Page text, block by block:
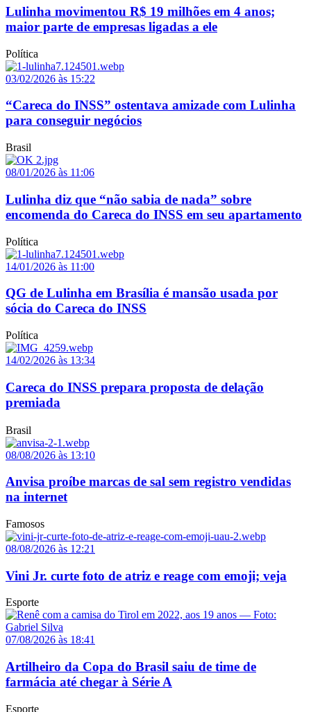
Lulinha movimentou R$ 19 milhões em 4 anos;
maior parte de empresas ligadas a ele
Política
03/02/2026 às 15:22
“Careca do INSS” ostentava amizade com Lulinha
para conseguir negócios
Brasil
08/01/2026 às 11:06
Lulinha diz que “não sabia de nada” sobre
encomenda do Careca do INSS em seu apartamento
Política
14/01/2026 às 11:00
QG de Lulinha em Brasília é mansão usada por
sócia do Careca do INSS
Política
14/02/2026 às 13:34
Careca do INSS prepara proposta de delação
premiada
Brasil
08/08/2026 às 13:10
Anvisa proíbe marcas de sal sem registro vendidas
na internet
Famosos
08/08/2026 às 12:21
Vini Jr. curte foto de atriz e reage com emoji; veja
Esporte
07/08/2026 às 18:41
Artilheiro da Copa do Brasil saiu de time de
farmácia até chegar à Série A
Esporte